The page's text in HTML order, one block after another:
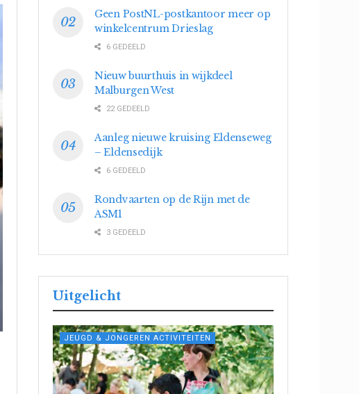
Geen PostNL-postkantoor meer op
winkelcentrum Drieslag
6 GEDEELD
Nieuw buurthuis in wijkdeel
Malburgen West
22 GEDEELD
Aanleg nieuwe kruising Eldenseweg
– Eldensedijk
6 GEDEELD
Rondvaarten op de Rijn met de
ASM1
3 GEDEELD
Uitgelicht
JEUGD & JONGEREN ACTIVITEITEN